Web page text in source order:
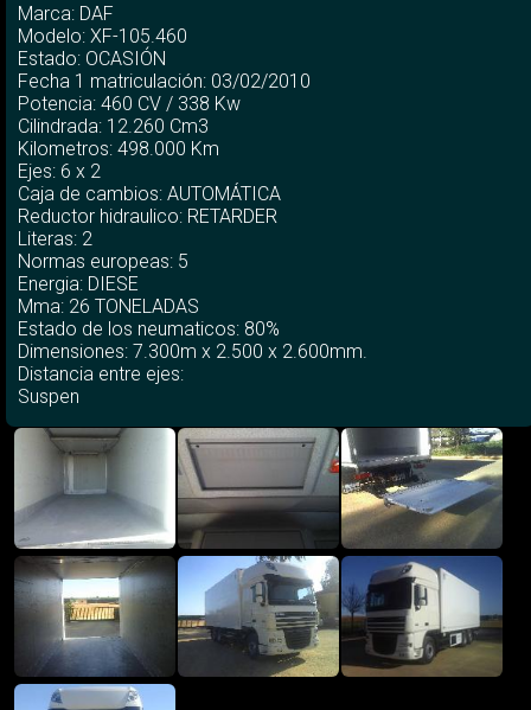
Marca: DAF
Modelo: XF-105.460
Estado: OCASIÓN
Fecha 1 matriculación: 03/02/2010
Potencia: 460 CV / 338 Kw
Cilindrada: 12.260 Cm3
Kilometros: 498.000 Km
Ejes: 6 x 2
Caja de cambios: AUTOMÁTICA
Reductor hidraulico: RETARDER
Literas: 2
Normas europeas: 5
Energia: DIESE
Mma: 26 TONELADAS
Estado de los neumaticos: 80%
Dimensiones: 7.300m x 2.500 x 2.600mm.
Distancia entre ejes:
Suspen